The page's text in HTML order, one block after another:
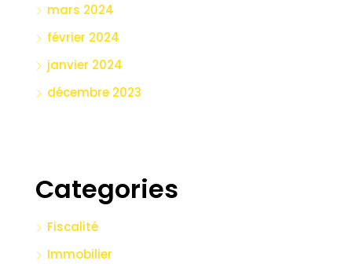
mars 2024
février 2024
janvier 2024
décembre 2023
Categories
Fiscalité
Immobilier